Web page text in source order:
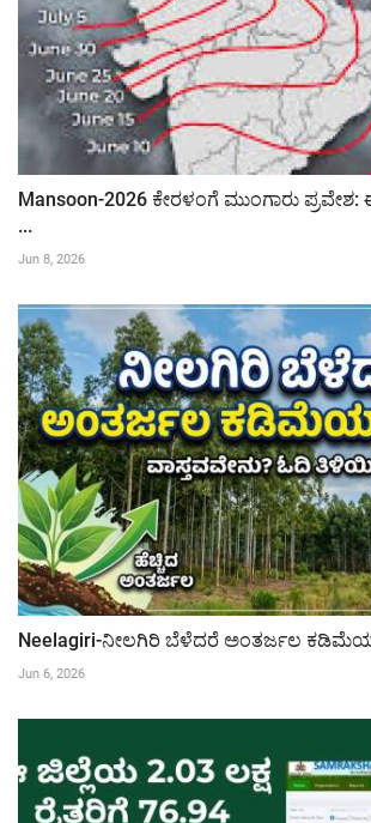
Mansoon-2026 ಕೇರಳಂಗೆ ಮುಂಗಾರು
...
Jun 8, 2026
Neelagiri-ನೀಲಗಿರಿ ಬೆಳೆದರೆ ಅಂತರ್ಜಲ
Jun 6, 2026